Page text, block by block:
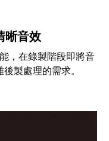
晰音效
，在錄製階段即將音
製處理的需求。